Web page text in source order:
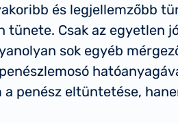
és legjellemzőbb
tünete. Csak az egyetlen
sok egyéb
penész eltüntetése,